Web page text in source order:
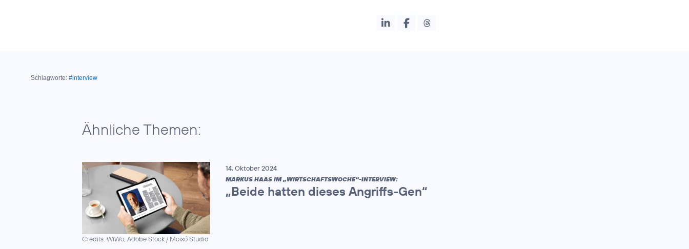
Schlagworte: #interview
Ähnliche Themen:
Credits: WiWo, Adobe Stock / Moixó Studio
14. Oktober 2024
MARKUS HAAS IM „WIRTSCHAFTSWOCHE“-INTERVIEW:
„Beide hatten dieses Angriffs-Gen“